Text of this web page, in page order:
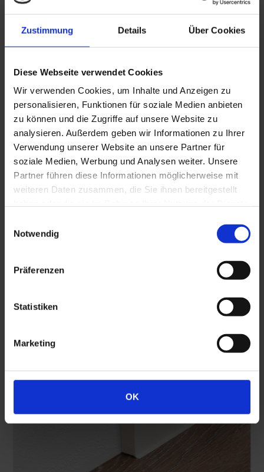
Zustimmung Details Über Cookies
Diese Webseite verwendet Cookies
Wir verwenden Cookies, um Inhalte und Anzeigen zu
personalisieren, Funktionen für soziale Medien anbieten
zu können und die Zugriffe auf unsere Website zu
analysieren. Außerdem geben wir Informationen zu Ihrer
Verwendung unserer Website an unsere Partner für
soziale Medien, Werbung und Analysen weiter. Unsere
Partner führen diese Informationen möglicherweise mit
weiteren Daten zusammen, die Sie ihnen bereitgestellt
Cookies, wenn Sie unsere Webseite weiterhin nutzen.
Notwendig
Präferenzen
Statistiken
Marketing
OK
Q 12-60B